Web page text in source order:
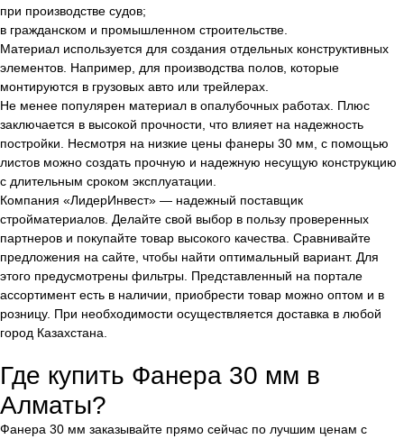
при производстве судов;
в гражданском и промышленном строительстве.
Материал используется для создания отдельных конструктивных
элементов. Например, для производства полов, которые
монтируются в грузовых авто или трейлерах.
Не менее популярен материал в опалубочных работах. Плюс
заключается в высокой прочности, что влияет на надежность
постройки. Несмотря на низкие цены фанеры 30 мм, с помощью
листов можно создать прочную и надежную несущую конструкцию
с длительным сроком эксплуатации.
Компания «ЛидерИнвест» — надежный поставщик
стройматериалов. Делайте свой выбор в пользу проверенных
партнеров и покупайте товар высокого качества. Сравнивайте
предложения на сайте, чтобы найти оптимальный вариант. Для
этого предусмотрены фильтры. Представленный на портале
ассортимент есть в наличии, приобрести товар можно оптом и в
розницу. При необходимости осуществляется доставка в любой
город Казахстана.
Где купить Фанера 30 мм в
Алматы?
Фанера 30 мм заказывайте прямо сейчас по лучшим ценам с